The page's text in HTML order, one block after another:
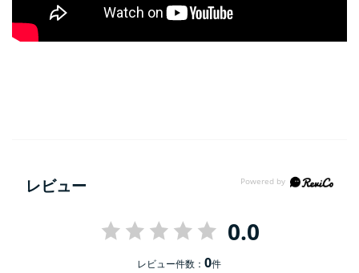
レビュー
0.0
レビュー件数：0件